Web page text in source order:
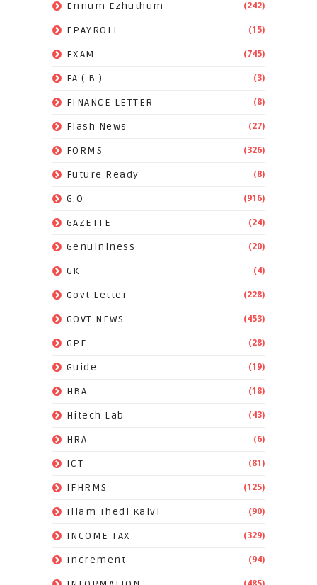
Ennum Ezhuthum (242)
EPAYROLL (15)
EXAM (745)
FA ( B ) (3)
FINANCE LETTER (8)
Flash News (27)
FORMS (326)
Future Ready (8)
G.O (916)
GAZETTE (24)
Genuininess (20)
GK (4)
Govt Letter (228)
GOVT NEWS (453)
GPF (28)
Guide (19)
HBA (18)
Hitech Lab (43)
HRA (6)
ICT (81)
IFHRMS (125)
Illam Thedi Kalvi (90)
INCOME TAX (329)
Increment (94)